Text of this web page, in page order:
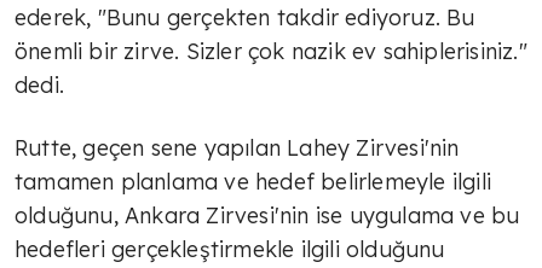
ederek, "Bunu gerçekten takdir ediyoruz. Bu
önemli bir zirve. Sizler çok nazik ev sahiplerisiniz."
dedi.
Rutte, geçen sene yapılan Lahey Zirvesi'nin
tamamen planlama ve hedef belirlemeyle ilgili
olduğunu, Ankara Zirvesi'nin ise uygulama ve bu
hedefleri gerçekleştirmekle ilgili olduğunu